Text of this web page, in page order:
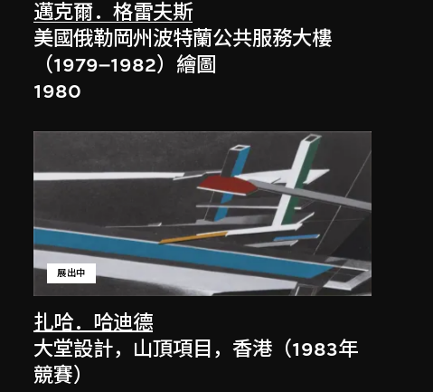
邁克爾．格雷夫斯
美國俄勒岡州波特蘭公共服務大樓
（1979–1982）繪圖
1980
扎哈．哈迪德
展出中
大堂設計，山頂項目，香港（1983年
競賽）